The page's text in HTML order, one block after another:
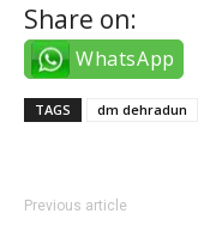
Share on:
WhatsApp
TAGS dm dehradun
Previous article